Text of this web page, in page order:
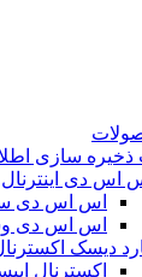
ذخیره سازی
اس دی اینترنال
اس اس دی
اس اس دی
دیسک
اکسترنال